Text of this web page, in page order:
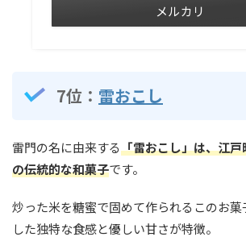
メルカリ
7位： 雷おこし
雷門の名に由来する「雷おこし」は、江
の伝統的な和菓子です。
炒った米を糖蜜で固めて作られるこのお菓
した独特な食感と優しい甘さが特徴。